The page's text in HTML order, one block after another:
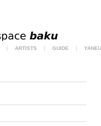
ARTISTS GUIDE